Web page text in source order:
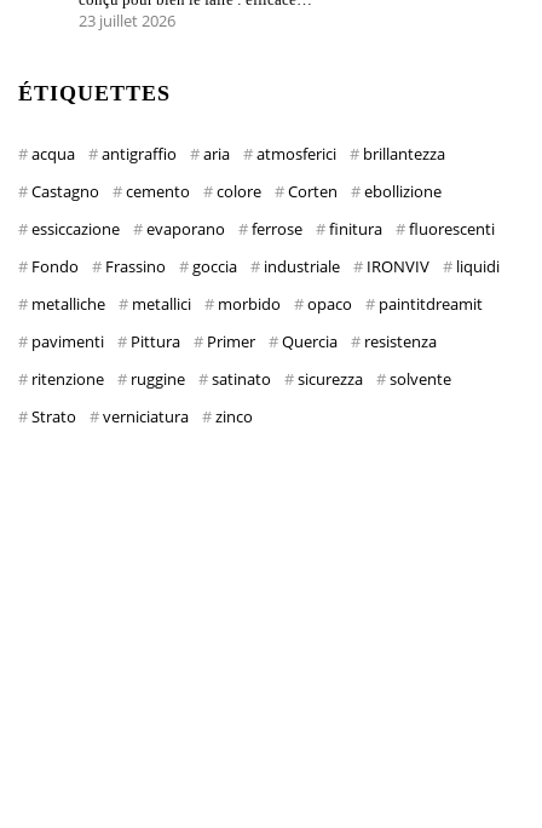
23 juillet 2026
ÉTIQUETTES
acqua antigraffio aria atmosferici
brillantezza
Castagno
cemento colore Corten
ebollizione
essiccazione
evaporano ferrose finitura
fluorescenti
Fondo
Frassino goccia industriale IRONVIV
liquidi
metalliche
metallici morbido opaco
paintitdreamit
pavimenti
Pittura Primer Quercia
resistenza
ritenzione
ruggine satinato sicurezza
solvente
Strato
verniciatura zinco